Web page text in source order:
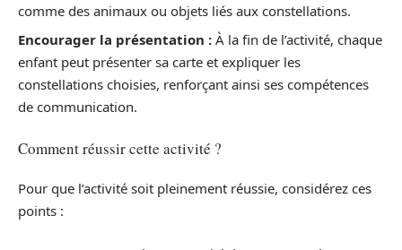
comme des animaux ou objets liés aux constellations.
Encourager la présentation : À la fin de l’activité, chaque
enfant peut présenter sa carte et expliquer les
constellations choisies, renforçant ainsi ses compétences
de communication.
Comment réussir cette activité ?
Pour que l’activité soit pleinement réussie, considérez ces
points :